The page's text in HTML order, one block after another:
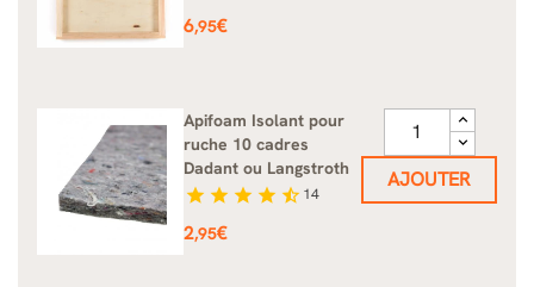
Prix
6,95€
Apifoam Isolant pour
ruche 10 cadres
Dadant ou Langstroth
star star star star star_half 14
Prix
2,95€
AJOUTER